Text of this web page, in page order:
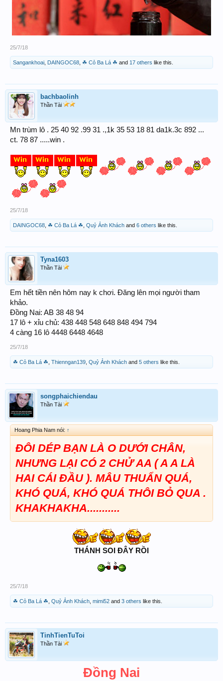
25/7/18
Sangankhoai DAINGOC68 ☘ Cỏ Ba Lá ☘ and 17 others like this.
bachbaolinh
Thần Tài
Mn trùm lô . 25 40 92 .99 31 .,1k 35 53 18 81 da1k.3c 892 ...
ct. 78 87 .....win .
25/7/18
DAINGOC68 ☘ Cỏ Ba Lá ☘ Quỷ Ảnh Khách and 6 others like this.
Tyna1603
Thần Tài
Em hết tiền nên hôm nay k chơi. Đăng lên mọi người tham
khảo.
Đồng Nai: AB 38 48 94
17 lô + xỉu chủ: 438 448 548 648 848 494 794
4 càng 16 lô 4448 6448 4648
25/7/18
☘ Cỏ Ba Lá ☘ Thienngan139 Quỷ Ảnh Khách and 5 others like this.
songphaichiendau
Thần Tài
Hoang Phia Nam nói: ↑
ĐÔI DÉP BẠN LÀ O DƯỚI CHÂN,
NHƯNG LẠI CÓ 2 CHỬ AA ( A A LÀ
HAI CÁI ĐẦU ). MÂU THUẨN QUÁ,
KHÓ QUÁ, KHÓ QUÁ THÔI BỎ QUA .
KHAKHAKHA...........
THÁNH SOI ĐÂY RỒI
25/7/18
☘ Cỏ Ba Lá ☘ Quỷ Ảnh Khách mimi52 and 3 others like this.
TinhTienTuToi
Thần Tài
Đồng Nai